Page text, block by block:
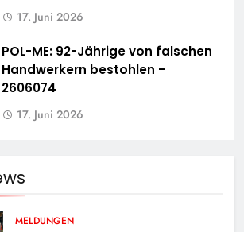
17. Juni 2026
POL-ME: 92-Jährige von falschen
Handwerkern bestohlen –
2606074
17. Juni 2026
MELDUNGEN